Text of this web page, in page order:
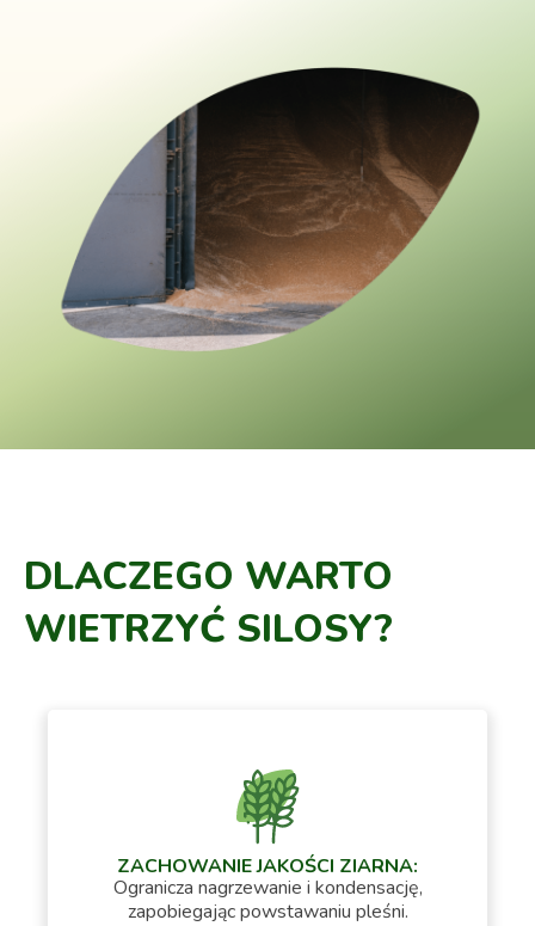
DLACZEGO WARTO
WIETRZYĆ SILOSY?
ZACHOWANIE JAKOŚCI ZIARNA:
Ogranicza nagrzewanie i kondensację,
zapobiegając powstawaniu pleśni.